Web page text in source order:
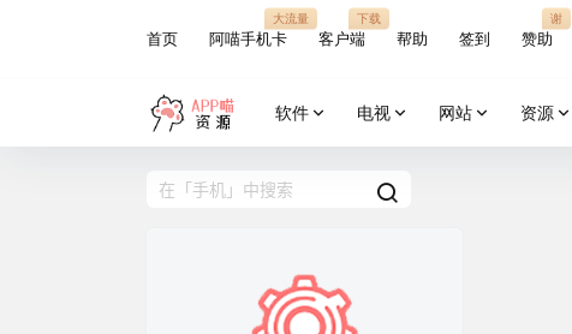
首页 阿喵手机卡
大流量
客户端
下载
帮助 签到 赞助
谢
软件 电视 网站 资源